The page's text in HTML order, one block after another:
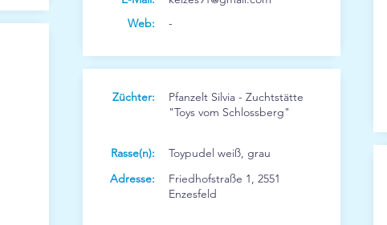
Web:
-
Züchter:
Pfanzelt Silvia - Zuchtstätte
"Toys vom Schlossberg"
Rasse(n):
Adresse:
Toypudel weiß, grau
Friedhofstraße 1, 2551
Enzesfeld